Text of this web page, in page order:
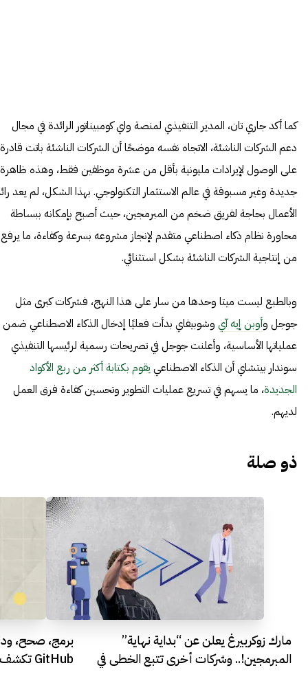
كما أكد جاري تان، المدير التنفيذي لمنصة واي كومبيناتور الرائدة في مجال
دعم الشركات الناشئة، الاتجاه نفسه موضحًا أن الشركات الناشئة باتت قادرة
على الوصول لإيرادات مليونية بأقل من عشرة موظفين فقط، وهذه ظاهرة
جديدة وغير مسبوقة في عالم الاستثمار التكنولوجي. بهذا الشكل، لم يعد
الأعمال بحاجة لفريق ضخم من المبرمجين، حيث أصبح بإمكانه ببساطة
محاورة نظام ذكاء اصطناعي متقدم لإنجاز مشروعه بسرعة وكفاءة، ما يرفع
من إنتاجية الشركات الناشئة بشكل استثنائي.
وبالطبع ليست ميتا وحدها من سار على هذا النهج، فشركات كبرى مثل
جوجل وأوبن إيه آي وشوبيفاي بدأت فعليًا إدخال الذكاء الاصطناعي ضمن
عملياتها الأساسية، وأعلنت جوجل في تصريحات رسمية لرئيسها التنفيذي
سوندار بيتشاي أن الذكاء الاصطناعي يقوم بكتابة أكثر من ربع الأكواد
الجديدة، ما يسهم في تسريع عمليات التطوير وتحسين كفاءة فرق العمل
لديهم.
ذو صلة
مارك زوكربيرغ يعلن عن “بداية نهاية”
المبرمجين!.. وشركات أخرى تتبع الخطى في
برمج، صحح،
GitHub تكشف عن وكيلها البرمجي الذكي